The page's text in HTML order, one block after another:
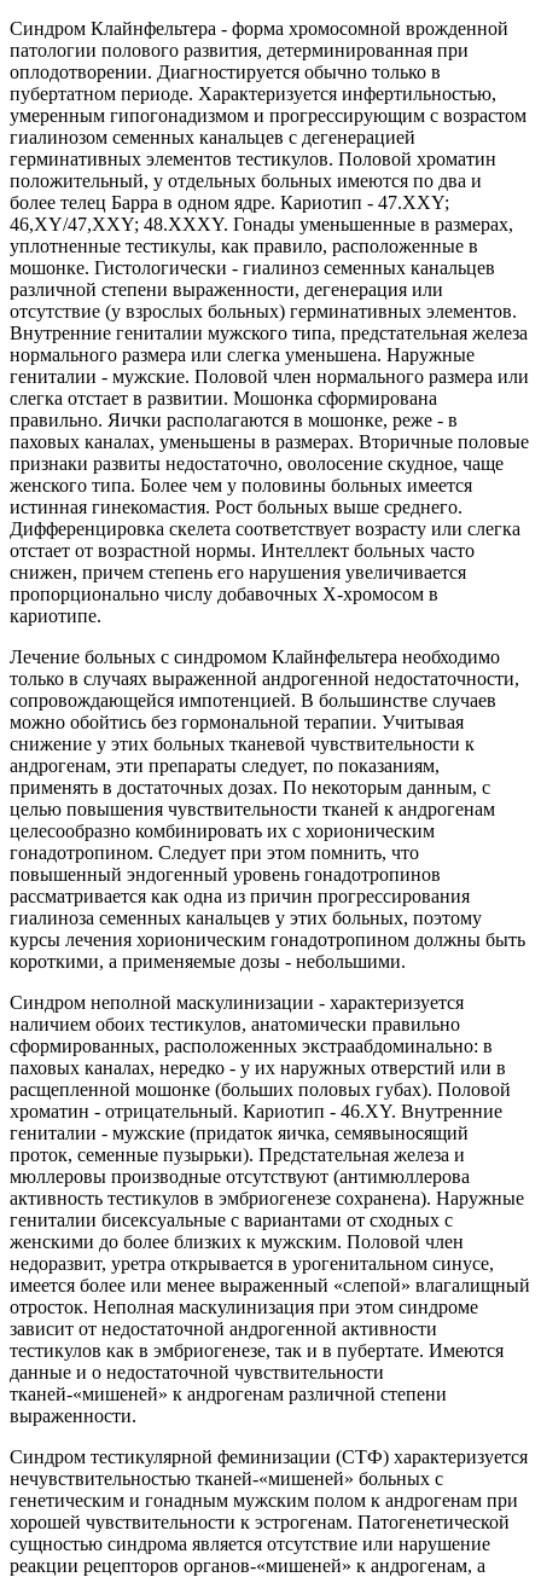
Синдром Клайнфельтера - форма хромосомной врожденной
патологии полового развития, детерминированная при
оплодотворении. Диагностируется обычно только в
пубертатном периоде. Характеризуется инфертильностью,
умеренным гипогонадизмом и прогрессирующим с возрастом
гиалинозом семенных канальцев с дегенерацией
герминативных элементов тестикулов. Половой хроматин
положительный, у отдельных больных имеются по два и
более телец Барра в одном ядре. Кариотип - 47.XXY;
46,XY/47,XXY; 48.XXXY. Гонады уменьшенные в размерах,
уплотненные тестикулы, как правило, расположенные в
мошонке. Гистологически - гиалиноз семенных канальцев
различной степени выраженности, дегенерация или
отсутствие (у взрослых больных) герминативных элементов.
Внутренние гениталии мужского типа, предстательная железа
нормального размера или слегка уменьшена. Наружные
гениталии - мужские. Половой член нормального размера или
слегка отстает в развитии. Мошонка сформирована
правильно. Яички располагаются в мошонке, реже - в
паховых каналах, уменьшены в размерах. Вторичные половые
признаки развиты недостаточно, оволосение скудное, чаще
женского типа. Более чем у половины больных имеется
истинная гинекомастия. Рост больных выше среднего.
Дифференцировка скелета соответствует возрасту или слегка
отстает от возрастной нормы. Интеллект больных часто
снижен, причем степень его нарушения увеличивается
пропорционально числу добавочных Х-хромосом в
кариотипе.
Лечение больных с синдромом Клайнфельтера необходимо
только в случаях выраженной андрогенной недостаточности,
сопровождающейся импотенцией. В большинстве случаев
можно обойтись без гормональной терапии. Учитывая
снижение у этих больных тканевой чувствительности к
андрогенам, эти препараты следует, по показаниям,
применять в достаточных дозах. По некоторым данным, с
целью повышения чувствительности тканей к андрогенам
целесообразно комбинировать их с хорионическим
гонадотропином. Следует при этом помнить, что
повышенный эндогенный уровень гонадотропинов
рассматривается как одна из причин прогрессирования
гиалиноза семенных канальцев у этих больных, поэтому
курсы лечения хорионическим гонадотропином должны быть
короткими, а применяемые дозы - небольшими.
Синдром неполной маскулинизации - характеризуется
наличием обоих тестикулов, анатомически правильно
сформированных, расположенных экстраабдоминально: в
паховых каналах, нередко - у их наружных отверстий или в
расщепленной мошонке (больших половых губах). Половой
хроматин - отрицательный. Кариотип - 46.XY. Внутренние
гениталии - мужские (придаток яичка, семявыносящий
проток, семенные пузырьки). Предстательная железа и
мюллеровы производные отсутствуют (антимюллерова
активность тестикулов в эмбриогенезе сохранена). Наружные
гениталии бисексуальные с вариантами от сходных с
женскими до более близких к мужским. Половой член
недоразвит, уретра открывается в урогенитальном синусе,
имеется более или менее выраженный «слепой» влагалищный
отросток. Неполная маскулинизация при этом синдроме
зависит от недостаточной андрогенной активности
тестикулов как в эмбриогенезе, так и в пубертате. Имеются
данные и о недостаточной чувствительности
тканей-«мишеней» к андрогенам различной степени
выраженности.
Синдром тестикулярной феминизации (СТФ) характеризуется
нечувствительностью тканей-«мишеней» больных с
генетическим и гонадным мужским полом к андрогенам при
хорошей чувствительности к эстрогенам. Патогенетической
сущностью синдрома является отсутствие или нарушение
реакции рецепторов органов-«мишеней» к андрогенам, а